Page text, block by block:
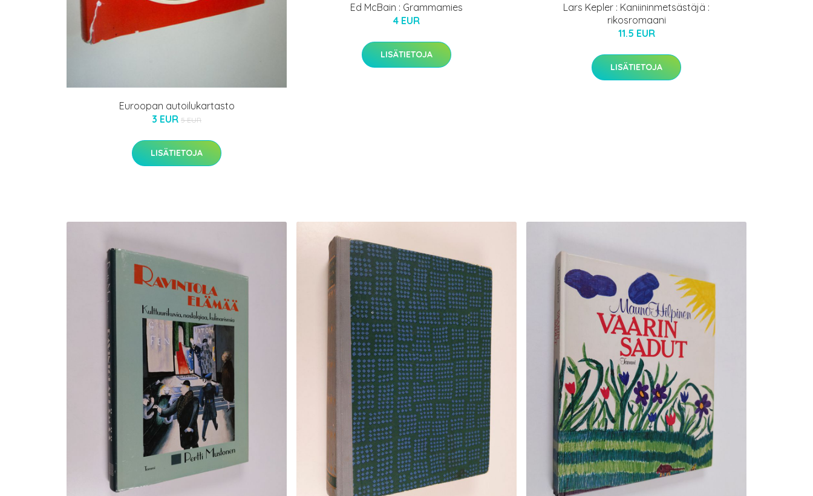
Euroopan autoilukartasto
3 EUR 5 EUR
LISÄTIETOJA
Ed McBain : Grammamies
4 EUR
LISÄTIETOJA
Lars Kepler : Kaniininmetsästäjä :
rikosromaani
11.5 EUR
LISÄTIETOJA